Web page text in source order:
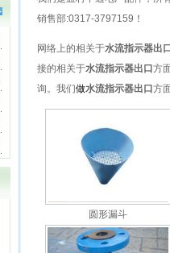
销售部:0317-3797159 ！
网络上的相关于水流指示器出
接的相关于水流指示器出口 方
询。我们做水流指示器出口 方
圆形漏斗